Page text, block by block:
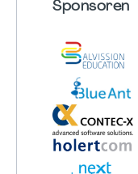
Sponsoren